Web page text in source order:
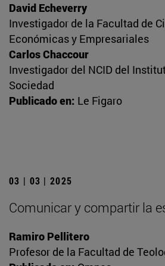
David Echeverry
Investigador de la Facultad de
Económicas y Empresariales
Carlos Chaccour
Investigador del NCID del
Sociedad
Publicado en: Le Figaro
03 | 03 | 2025
Comunicar y compartir la
Ramiro Pellitero
Profesor de la Facultad de